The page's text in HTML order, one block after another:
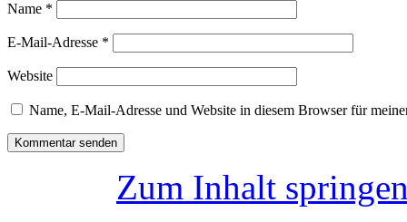
Name *
E-Mail-Adresse *
Website
Name, E-Mail-Adresse und Website in diesem Browser für
Zum Inhalt